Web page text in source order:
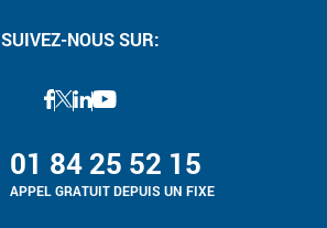
SUIVEZ-NOUS SUR:
01 84 25 52 15
APPEL GRATUIT DEPUIS UN FIXE